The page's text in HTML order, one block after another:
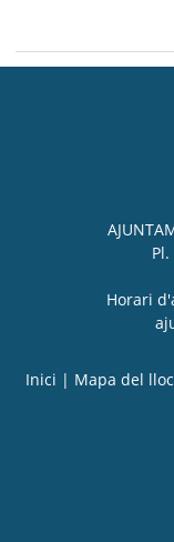
Horari
Inici | Mapa del lloc